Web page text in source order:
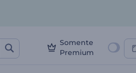
Somente
Premium